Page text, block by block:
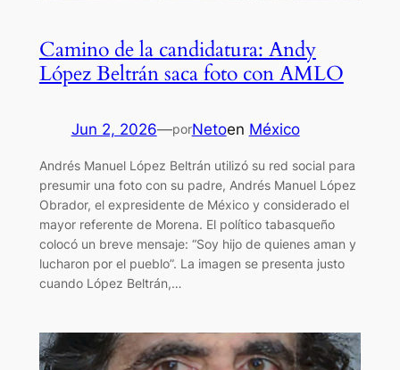
Camino de la candidatura: Andy
López Beltrán saca foto con AMLO
Jun 2, 2026—porNetoen México
Andrés Manuel López Beltrán utilizó su red social para
presumir una foto con su padre, Andrés Manuel López
Obrador, el expresidente de México y considerado el
mayor referente de Morena. El político tabasqueño
colocó un breve mensaje: “Soy hijo de quienes aman y
lucharon por el pueblo”. La imagen se presenta justo
cuando López Beltrán,…